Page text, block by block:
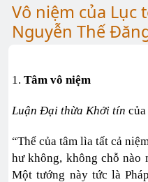
Vô niệm của Lục
Nguyễn Thế
1. Tâm vô niệm
Luận Đại thừa Khởi tín
“Thể của tâm lìa tất cả
hư không, không chỗ nào
Một tướng này tức là